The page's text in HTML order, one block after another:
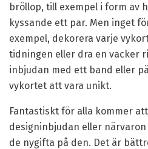
bröllop, till exempel i form av
kyssande ett par. Men inget
exempel, dekorera varje
tidningen eller dra en vacker
inbjudan med ett band eller
vykortet att vara unikt.
Fantastiskt för alla kommer
designinbjudan eller
de nygifta på den. Det är